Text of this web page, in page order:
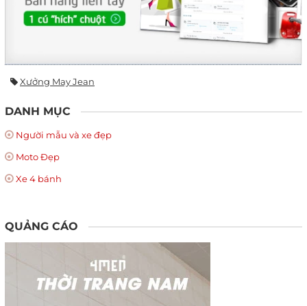
Xưởng May Jean
DANH MỤC
Người mẫu và xe đẹp
Moto Đẹp
Xe 4 bánh
QUẢNG CÁO